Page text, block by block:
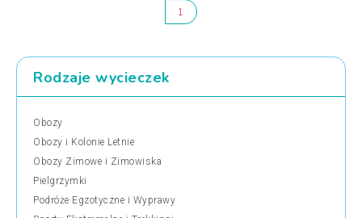
1
Rodzaje wycieczek
Obozy
Obozy i Kolonie Letnie
Obozy Zimowe i Zimowiska
Pielgrzymki
Podróże Egzotyczne i Wyprawy